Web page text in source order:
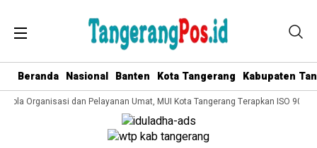
Beranda Nasional Banten Kota Tangerang Kabupaten
Organisasi dan Pelayanan Umat, MUI Kota Tangerang Terapkan ISO